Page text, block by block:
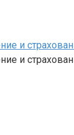
и
и